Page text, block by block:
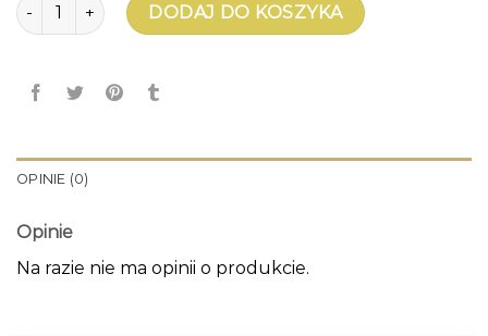
DODAJ DO KOSZYKA
OPINIE (0)
Opinie
Na razie nie ma opinii o produkcie.